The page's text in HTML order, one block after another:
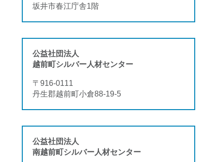
坂井市春江庁舎1階
公益社団法人
越前町シルバー人材センター
〒916-0111
丹生郡越前町小倉88-19-5
公益社団法人
南越前町シルバー人材センター